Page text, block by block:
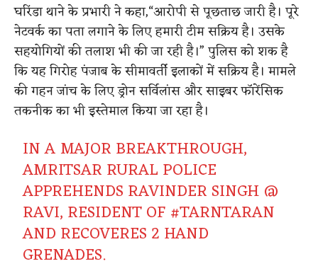
घरिंडा थाने के प्रभारी ने कहा,“आरोपी से पूछताछ जारी है। पूरे
नेटवर्क का पता लगाने के लिए हमारी टीम सक्रिय है। उसके
सहयोगियों की तलाश भी की जा रही है।” पुलिस को शक है
कि यह गिरोह पंजाब के सीमावर्ती इलाकों में सक्रिय है। मामले
की गहन जांच के लिए ड्रोन सर्विलांस और साइबर फॉरेंसिक
तकनीक का भी इस्तेमाल किया जा रहा है।
IN A MAJOR BREAKTHROUGH,
AMRITSAR RURAL POLICE
APPREHENDS RAVINDER SINGH @
RAVI, RESIDENT OF #TARNTARAN
AND RECOVERES 2 HAND
GRENADES.